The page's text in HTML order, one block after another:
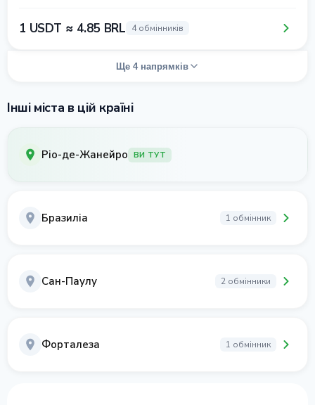
1 USDT ≈ 4.85 BRL 4 обмінників
Ще 4 напрямків
Інші міста в цій країні
Ріо-де-Жанейро ВИ ТУТ
Бразиліа 1 обмінник
Сан-Паулу 2 обмінники
Форталеза 1 обмінник